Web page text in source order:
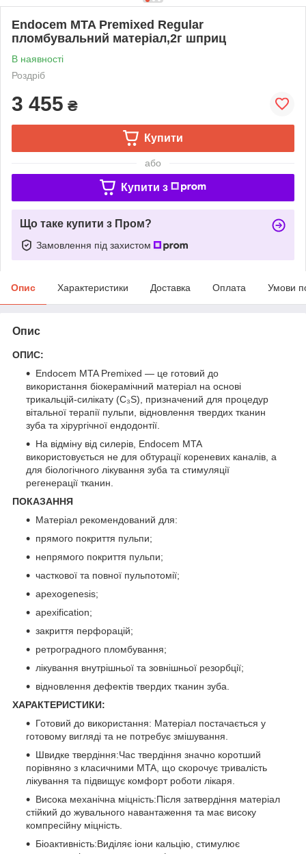
Endocem MTA Premixed Regular
пломбувальний матеріал,2г шприц
В наявності
Роздріб
3 455 ₴
Купити
або
Купити з
Що таке купити з Пром?
Замовлення під захистом
Опис Характеристики Доставка Оплата Умови
Опис
ОПИС:
Endocem MTA Premixed — це готовий до
використання біокерамічний матеріал на основі
трикальцій-силікату (C₃S), призначений для процедур
вітальної терапії пульпи, відновлення твердих тканин
зуба та хірургічної ендодонтії.
На відміну від силерів, Endocem MTA
використовується не для обтурації кореневих каналів, а
для біологічного лікування зуба та стимуляції
регенерації тканин.
ПОКАЗАННЯ
Матеріал рекомендований для:
прямого покриття пульпи;
непрямого покриття пульпи;
часткової та повної пульпотомії;
apexogenesis;
apexification;
закриття перфорацій;
ретроградного пломбування;
лікування внутрішньої та зовнішньої резорбції;
відновлення дефектів твердих тканин зуба.
ХАРАКТЕРИСТИКИ:
Готовий до використання: Матеріал постачається у
готовому вигляді та не потребує змішування.
Швидке твердіння:Час твердіння значно коротший
порівняно з класичними MTA, що скорочує тривалість
лікування та підвищує комфорт роботи лікаря.
Висока механічна міцність:Після затвердіння матеріал
стійкий до жувального навантаження та має високу
компресійну міцність.
Біоактивність:Виділяє іони кальцію, стимулює